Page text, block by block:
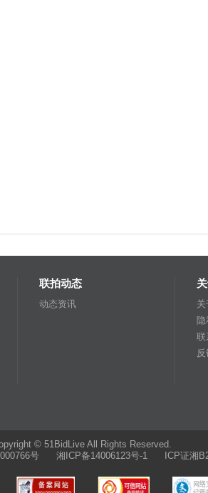
联拍动态
动态资讯
关
隐
联
反
© 51BidLive All Rights Reserved.
号 湘ICP备14006123号-1 ICP证湘